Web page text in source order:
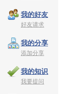
我的好友
好友请求
我的分享
添加分享
我的知识
我要提问